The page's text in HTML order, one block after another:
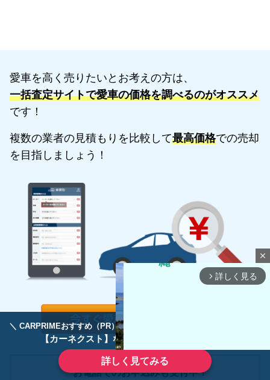
＼ CARPRIMEおすすめ（PR） ／
【カーネクスト】ならどんなクルマも高価買取
詳しく見てみる
愛車を高く売りたいとお考えの方は、
一括査定サイトで愛車の価格を調べるのがオススメ
です！
複数の業者の見積もりを比較して最高価格での売却
を目指しましょう！
お電話でのお申込みも受付中！
close
arrow_forward_ios 詳しく見る